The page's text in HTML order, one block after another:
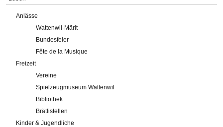
Anlässe
Wattenwil-Märit
Bundesfeier
Fête de la Musique
Freizeit
Vereine
Spielzeugmuseum Wattenwil
Bibliothek
Brätlistellen
Kinder & Jugendliche